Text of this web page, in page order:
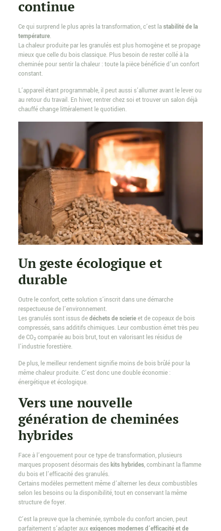
continue
Ce qui surprend le plus après la transformation, c’est lastabilité de la
température.
La chaleur produite par les granulés est plus homogène et se propage
mieux que celle du bois classique. Plus besoin de rester collé à la
cheminée pour sentir la chaleur : toute la pièce bénéficie d’un confort
constant.
L’appareil étant programmable, il peut aussi s’allumer avant le lever ou
au retour du travail. En hiver, rentrer chez soi et trouver un salon déjà
chauffé change littéralement le quotidien.
Un geste écologique et
durable
Outre le confort, cette solution s’inscrit dans une démarche
respectueuse de l’environnement.
Les granulés sont issus dedéchets de scierieet de copeaux de bois
compressés, sans additifs chimiques. Leur combustion émet très peu
de CO₂ comparée au bois brut, tout en valorisant les résidus de
l’industrie forestière.
De plus, le meilleur rendement signifie moins de bois brûlé pour la
même chaleur produite. C’est donc une double économie :
énergétique et écologique.
Vers une nouvelle
génération de cheminées
hybrides
Face à l’engouement pour ce type de transformation, plusieurs
marques proposent désormais deskits hybrides, combinant la flamme
du bois et l’efficacité des granulés.
Certains modèles permettent même d’alterner les deux combustibles
selon les besoins ou la disponibilité, tout en conservant la même
structure de foyer.
C’est la preuve que la cheminée, symbole du confort ancien, peut
parfaitement s’adapter auxexigences modernes d’efficacité et de